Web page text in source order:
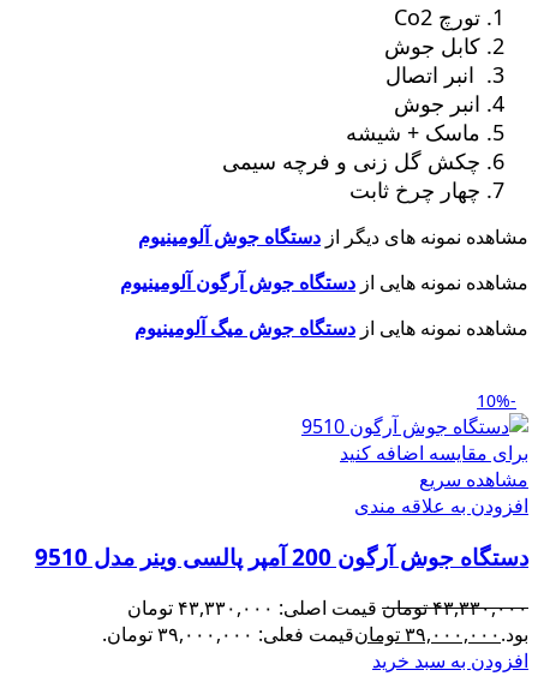
تورچ Co2
کابل جوش
انبر اتصال
انبر جوش
ماسک + شیشه
چکش گل زنی و فرچه سیمی
چهار چرخ ثابت
مشاهده نمونه های دیگر از دستگاه جوش آلومینیوم
مشاهده نمونه هایی از دستگاه جوش آرگون آلومینیوم
مشاهده نمونه هایی از دستگاه جوش میگ آلومینیوم
-10%
برای مقایسه اضافه کنید
مشاهده سریع
افزودن به علاقه مندی
دستگاه جوش آرگون 200 آمپر پالسی وینر مدل 9510
۴۳,۳۳۰,۰۰۰تومان
قیمت اصلی: ۴۳,۳۳۰,۰۰۰ تومان
بود.۳۹,۰۰۰,۰۰۰تومانقیمت فعلی: ۳۹,۰۰۰,۰۰۰ تومان.
افزودن به سبد خرید